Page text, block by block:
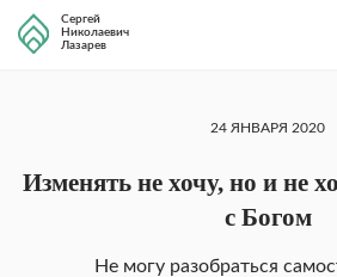
Сергей
Николаевич
Лазарев
24 ЯНВАРЯ 2020
Изменять не хочу, но и не
с Богом
Не могу разобраться